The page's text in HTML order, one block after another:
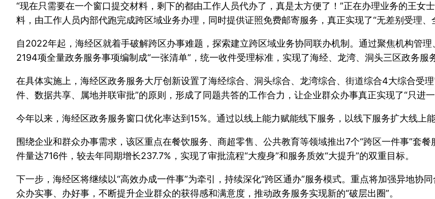
“现在只需要在一个窗口提交材料，剩下的都由工作人员代办了，真是太方便了！”正在办理业务的王女
料，由工作人员内部代跑完成跨区域业务办理，同时提供证照免费邮寄服务，真正实现了“无差别受理、
自2022年起，海经区就着手破解跨区办事难题，探索建立跨区域业务协同联办机制。通过聚焦机构管
2194项全量政务服务事项编制成“一张清单”，统一收件受理标准，实现了海经、龙湾、洞头三区政务服
在具体实施上，海经区政务服务大厅创新设置了海经综合、洞头综合、龙湾综合、街道综合4大综合受
件、数据共享、属地并联审批”的原则，形成了同题共答的工作合力，让企业群众办事真正实现了“只进
今年以来，海经区政务服务窗口优化率达到15%。通过以线上能力赋能线下服务，以线下服务扩大线上
围绕企业和群众办事需求，该区重点在餐饮服务、商超零售、公共教育等领域推出7个“跨区一件事”套
件量达716件，较去年同期增长237.7%，实现了审批流程“大瘦身”和服务质效“大提升”的双重目标。
下一步，海经区将继续以“高效办成一件事”为牵引，持续深化“跨区通办”服务模式。重点将加强异地协
众办实事、办好事，不断提升企业群众的获得感和满意度，推动政务服务实现新的“破层出圈”。